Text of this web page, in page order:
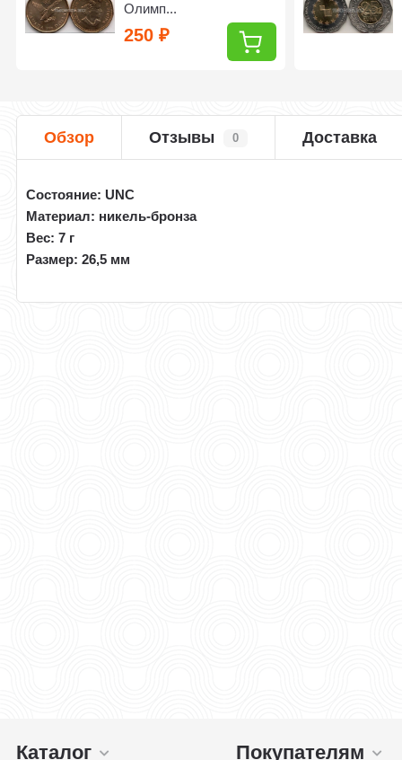
Олимп...
250₽
Обзор Отзывы 0 Доставка
Состояние: UNC
Материал: никель-бронза
Вес: 7 г
Размер: 26,5 мм
Каталог Покупателям